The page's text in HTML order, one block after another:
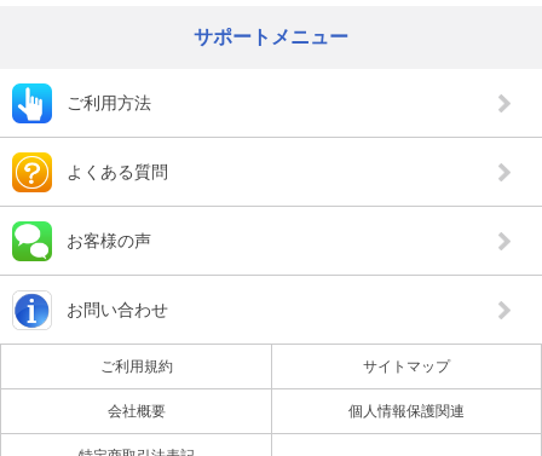
サポートメニュー
ご利用方法
よくある質問
お客様の声
お問い合わせ
ご利用規約 サイトマップ
会社概要 個人情報保護関連